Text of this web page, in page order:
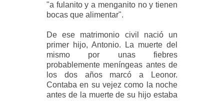
"a fulanito y a menganito no y tienen
bocas que alimentar".
De ese matrimonio civil nació un
primer hijo, Antonio. La muerte del
mismo por unas fiebres
probablemente meníngeas antes de
los dos años marcó a Leonor.
Contaba en su vejez como la noche
antes de la muerte de su hijo estaba